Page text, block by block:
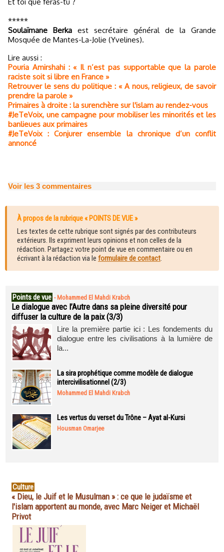
*****
Soulaïmane Berka est secrétaire général de la Grande
Mosquée de Mantes-La-Jolie (Yvelines).
Lire aussi :
Pouria Amirshahi : « Il n’est pas supportable que la parole
raciste soit si libre en France »
Retrouver le sens du politique : « A nous, religieux, de savoir
prendre la parole »
Primaires à droite : la surenchère sur l'islam au rendez-vous
#JeTeVoix, une campagne pour mobiliser les minorités et les
banlieues aux primaires
#JeTeVoix : Conjurer ensemble la chronique d’un conflit
annoncé
Voir les 3 commentaires
À propos de la rubrique « POINTS DE VUE »
Les textes de cette rubrique sont signés par des contributeurs
extérieurs. Ils expriment leurs opinions et non celles de la
rédaction. Partagez votre point de vue en commentaire ou en
écrivant à la rédaction via le formulaire de contact.
Points de vue - Mohammed El Mahdi Krabch
Le dialogue avec l’Autre dans sa pleine diversité pour
diffuser la culture de la paix (3/3)
Lire la première partie ici : Les fondements du
dialogue entre les civilisations à la lumière de
la...
La sira prophétique comme modèle de dialogue
intercivilisationnel (2/3)
Mohammed El Mahdi Krabch
Les vertus du verset du Trône – Ayat al-Kursi
Housman Omarjee
Culture
« Dieu, le Juif et le Musulman » : ce que le judaïsme et
l'islam apportent au monde, avec Marc Neiger et Michaël
Privot